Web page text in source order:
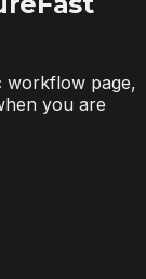
workflow page,
you are